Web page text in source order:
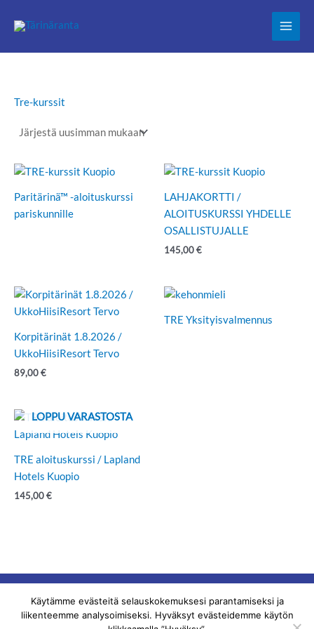
sisältöön
Tre-kurssit
Paritärinä™ -aloituskurssi
pariskunnille
LAHJAKORTTI /
ALOITUSKURSSI YHDELLE
OSALLISTUJALLE
145,00€
Korpitärinät 1.8.2026 /
UkkoHiisiResort Tervo
89,00€
TRE Yksityisvalmennus
LOPPU VARASTOSTA
TRE aloituskurssi / Lapland
Hotels Kuopio
145,00€
Copyright © 2026 Tärinäranta | AS
Käytämme evästeitä selauskokemuksesi parantamiseksi ja
liikenteemme analysoimiseksi. Hyväksyt evästeidemme käytön